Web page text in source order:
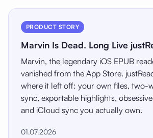
PRODUCT STORY
Marvin Is Dead. Long Live
Marvin, the legendary iOS EPUB
vanished from the App Store.
where it left off: your own files, two-
sync, exportable highlights,
and iCloud sync you actually own.
01.07.2026